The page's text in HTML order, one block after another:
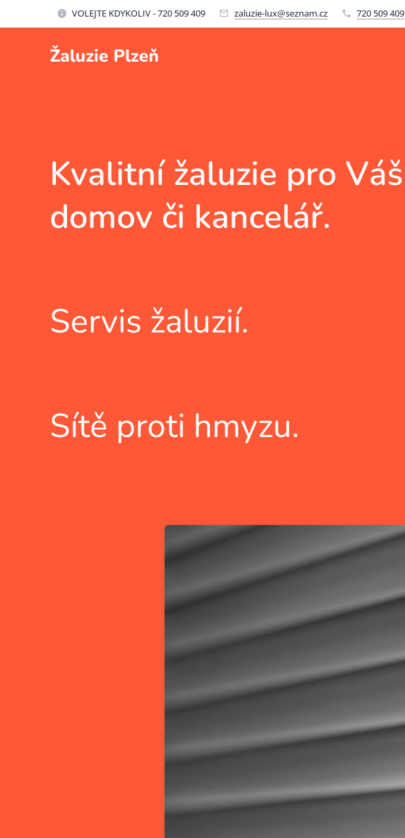
VOLEJTE KDYKOLIV - 720 509 409 zaluzie-lux@seznam.cz 720 509 409
Žaluzie Plzeň
Kvalitní žaluzie pro Váš
domov či kancelář.
Servis žaluzií.
Sítě proti hmyzu.